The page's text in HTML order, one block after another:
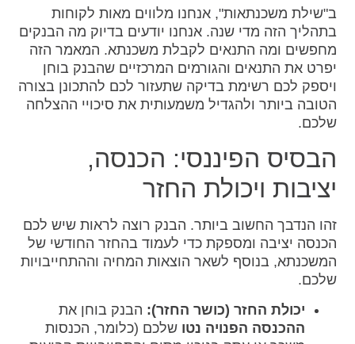
ב"שילת משכנתאות", אנחנו מלווים מאות לקוחות
בתהליך הזה מדי שנה. אנחנו יודעים בדיוק מה הבנקים
מחפשים ומה התנאים לקבלת משכנתא. המאמר הזה
יפרט את התנאים והגורמים המרכזיים שהבנק בוחן
ויספק לכם רשימת בדיקה שתעזור לכם להתכונן בצורה
הטובה ביותר ולהגדיל משמעותית את סיכויי ההצלחה
שלכם.
הבסיס הפיננסי: הכנסה,
יציבות ויכולת החזר
זהו הנדבך החשוב ביותר. הבנק רוצה לראות שיש לכם
הכנסה יציבה ומספקת כדי לעמוד בהחזר החודשי של
המשכנתא, בנוסף לשאר הוצאות המחיה וההתחייבויות
שלכם.
יכולת החזר (כושר החזר): הבנק בוחן את
ההכנסה הפנויה נטו שלכם (כלומר, הכנסות